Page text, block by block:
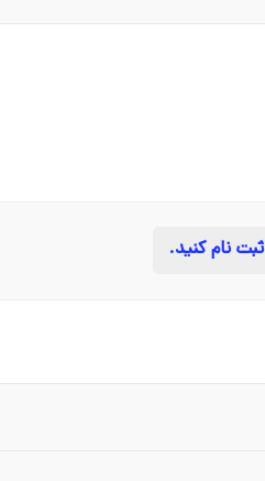
ثبت نام کنید.